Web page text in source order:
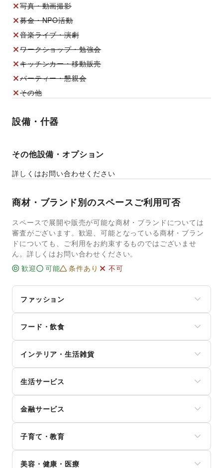
写真・動画撮影
募金・NPO活動
音楽ライブ・演劇
ワークショップ・勉強会
キッチンカー・移動販売
パーティー・懇親会
その他
設備・什器
その他設備・オプション
詳しくはお問い合わせください
商材・ブランド別のスペースご利用可否
スペースで展開や販売が可能な商材・ブランドについては
審査がございます。歓迎、可能となっている商材・ブラン
ドについても、ご利用をお約束するものではございませ
ん。詳しくはお問い合わせください。
歓迎
可能 条件あり 不可
ファッション
レディースファッション
ユニセックス
インナー・ルームウェア
キッズ・ベビー・マタニティ
スポーツ
シーズナルウェア
腕時計
靴
バッグ・革小物
ファッション雑貨
和服・着物
古着
フード・飲食
和菓子
パン
お弁当・惣菜
軽食・ホットスナック
コーヒー・紅茶
その他飲料
食材・調味料
物産展・マルシェ
キッチンカー・移動販売
インテリア・生活雑貨
寝具・ベッド
家具・家電
キッチン雑貨・調理器具
掃除用品・生活便利品
文房具
手芸・ハンドメイド
生活サービス
インターネット・プロバイダ
電気・ガス
ウォーターサーバー
ハウスクリーニング・家事代行
定期宅配
リサイクル雑貨・古本
金融サービス
保険
銀行
住宅ローン
子育て・教育
ランドセル
美容・健康・医療